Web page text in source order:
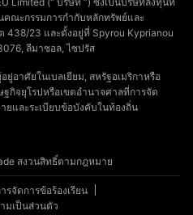
ณะกรรมการกำกับหลักทรัพย์และ
438/23 และตั้งอยู่ที่ Spyrou Kyprianou
ลีมาซอล, ไซปรัส
อาศัยในเบลเยียม, สหรัฐอเมริกาหรือ
ฐกิจยุโรปหรือเขตอำนาจศาลที่การจัด
และระเบียบข้อบังคับในท้องถิ่น
สงวนสิทธิ์ตามกฎหมาย
รจัดการข้อร้องเรียน
มเป็นส่วนตัว